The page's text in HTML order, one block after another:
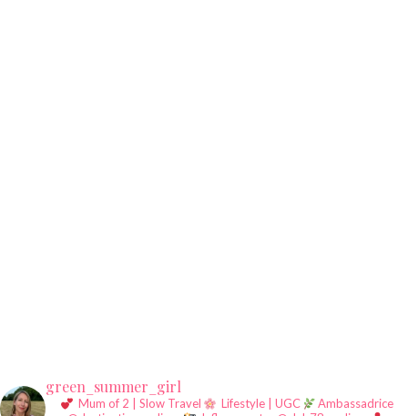
green_summer_girl
Mum of 2 | Slow Travel Lifestyle | UGC
Ambassadrice